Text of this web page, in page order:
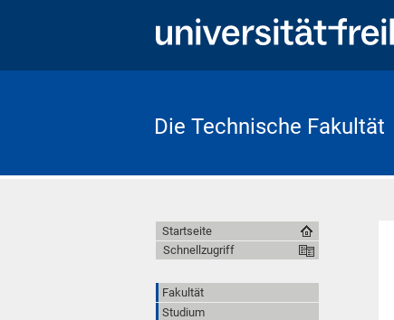
Die Technische Fakultät
Startseite
Schnellzugriff
Fakultät
Studium